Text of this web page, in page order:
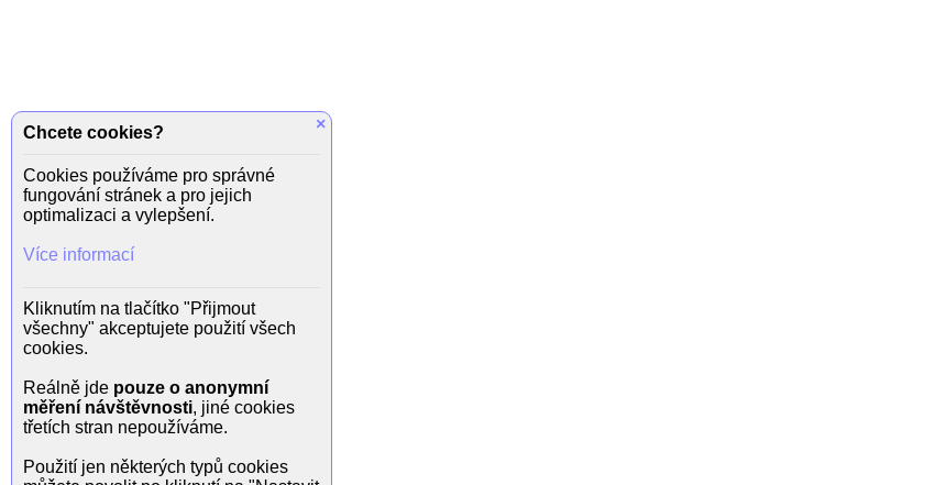
×
Chcete cookies?
Cookies používáme pro správné
fungování stránek a pro jejich
optimalizaci a vylepšení.
Více informací
Kliknutím na tlačítko "Přijmout
všechny" akceptujete použití všech
cookies.
Reálně jde pouze o anonymní
měření návštěvnosti, jiné cookies
třetích stran nepoužíváme.
Použití jen některých typů cookies